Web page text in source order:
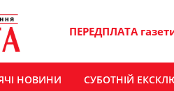
ПЕРЕДПЛАТА
НОВИНИ СУБОТНІЙ